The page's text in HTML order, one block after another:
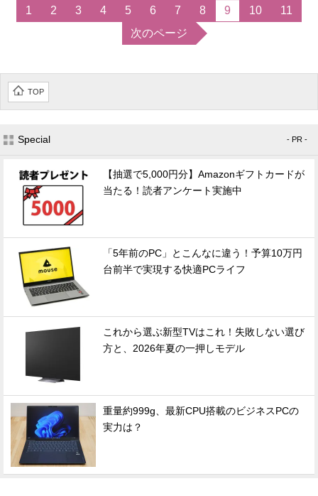
1
2 3 4 5 6 7 8 9 10
11
次のページ
TOP
Special - PR -
【抽選で5,000円分】Amazonギフトカードが
当たる！読者アンケート実施中
「5年前のPC」とこんなに違う！予算10万円
台前半で実現する快適PCライフ
これから選ぶ新型TVはこれ！失敗しない選び
方と、2026年夏の一押しモデル
重量約999g、最新CPU搭載のビジネスPCの
実力は？